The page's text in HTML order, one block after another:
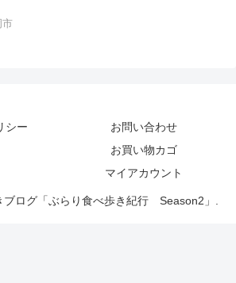
市
シー
お問い合わせ
お買い物カゴ
マイアカウント
ログ「ぶらり食べ歩き紀行 Season2」.